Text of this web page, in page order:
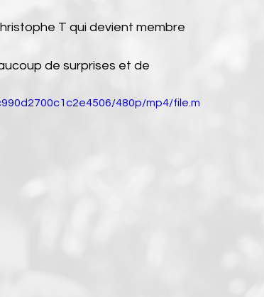
T qui devient membre
de surprises et de
480p/mp4/file.m